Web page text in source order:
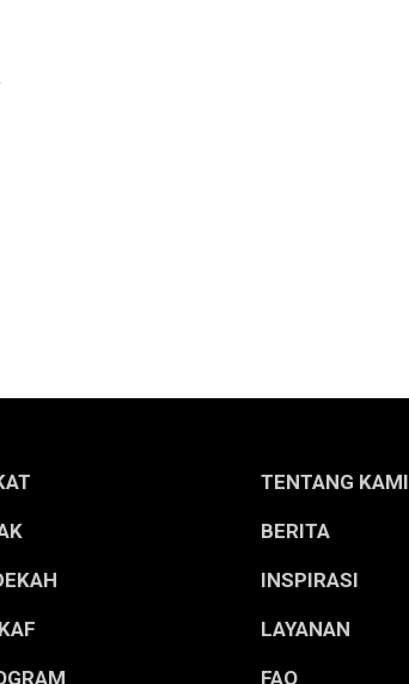
TENTANG KAMI
BERITA
INSPIRASI
LAYANAN
FAQ